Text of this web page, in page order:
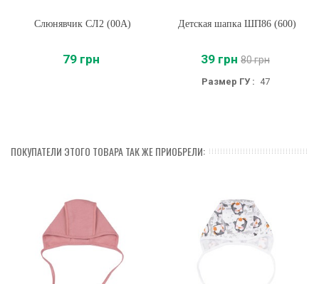
Слюнявчик СЛ2 (00A)
79 грн
Детская шапка ШП86 (600)
39 грн 80 грн
Размер ГУ : 47
ПОКУПАТЕЛИ ЭТОГО ТОВАРА ТАК ЖЕ ПРИОБРЕЛИ: